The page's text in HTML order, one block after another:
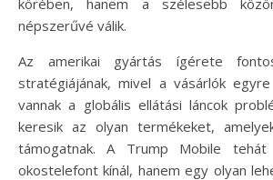
népszerűvé válik.
Az amerikai gyártás ígérete
stratégiájának, mivel a vásárlók
vannak a globális ellátási láncok
keresik az olyan termékeket,
támogatnak. A Trump Mobile
okostelefont kínál, hanem egy olyan